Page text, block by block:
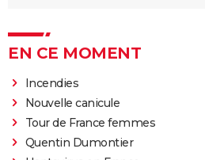
EN CE MOMENT
Incendies
Nouvelle canicule
Tour de France femmes
Quentin Dumontier